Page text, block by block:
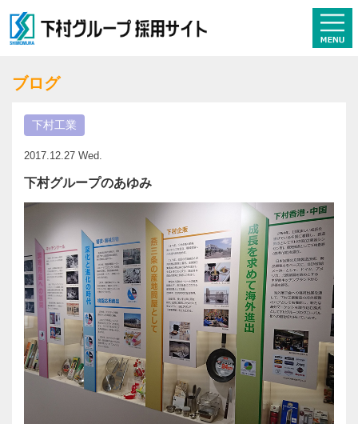
ブログ
下村工業
2017.12.27 Wed.
下村グループのあゆみ